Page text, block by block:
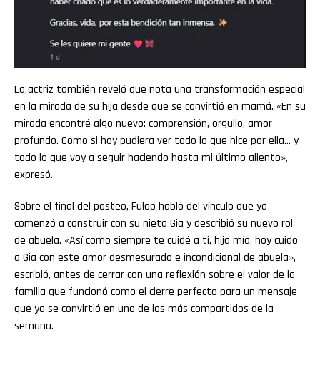
La actriz también reveló que nota una transformación especial
en la mirada de su hija desde que se convirtió en mamá. «En su
mirada encontré algo nuevo: comprensión, orgullo, amor
profundo. Como si hoy pudiera ver todo lo que hice por ella… y
todo lo que voy a seguir haciendo hasta mi último aliento»,
expresó.
Sobre el final del posteo, Fulop habló del vínculo que ya
comenzó a construir con su nieta Gia y describió su nuevo rol
de abuela. «Así como siempre te cuidé a ti, hija mía, hoy cuido
a Gia con este amor desmesurado e incondicional de abuela»,
escribió, antes de cerrar con una reflexión sobre el valor de la
familia que funcionó como el cierre perfecto para un mensaje
que ya se convirtió en uno de los más compartidos de la
semana.